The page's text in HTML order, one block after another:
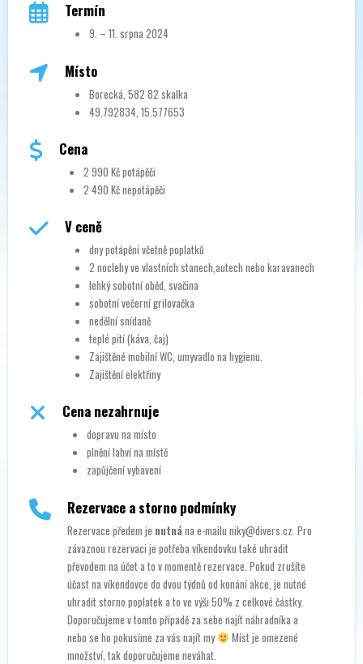
Termín
9. – 11. srpna 2024
Místo
Borecká, 582 82 skalka
49.792834, 15.577653
Cena
2 990 Kč potápěči
2 490 Kč nepotápěči
V ceně
dny potápění včetně poplatků
2 noclehy ve vlastních stanech,autech nebo karavanech
lehký sobotní oběd, svačina
sobotní večerní grilovačka
nedělní snídaně
teplé pití (káva, čaj)
Zajištěné mobilní WC, umyvadlo na hygienu.
Zajištění elektřiny
Cena nezahrnuje
dopravu na místo
plnění lahví na místě
zapůjčení vybavení
Rezervace a storno podmínky
Rezervace předem je nutná na e-mailu niky@divers.cz. Pro
závaznou rezervaci je potřeba víkendovku také uhradit
převodem na účet a to v momentě rezervace. Pokud zrušíte
účast na víkendovce do dvou týdnů od konání akce, je nutné
uhradit storno poplatek a to ve výši 50% z celkové částky.
Doporučujeme v tomto případě za sebe najít náhradníka a
nebo se ho pokusíme za vás najít my
Míst je omezené
množství, tak doporučujeme neváhat.